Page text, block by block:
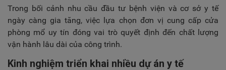
Trong bối cảnh nhu cầu đầu tư bệnh viện và cơ sở y tế
ngày càng gia tăng, việc lựa chọn đơn vị cung cấp cửa
phòng mổ uy tín đóng vai trò quyết định đến chất lượng
vận hành lâu dài của công trình.
Kinh nghiệm triển khai nhiều dự án y tế